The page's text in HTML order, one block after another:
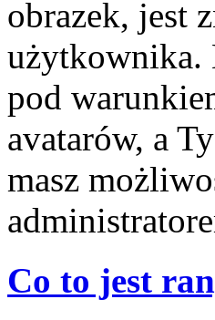
obrazek, jest
użytkownika.
pod
avatarów, a
masz
Co to jest